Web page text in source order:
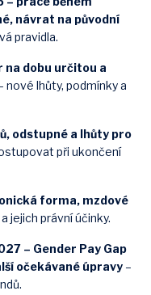
návrat na původní
pravidla.
na dobu určitou a
nové lhůty, podmínky a
odstupné a lhůty pro
při ukončení
forma, mzdové
jejich právní účinky.
– Gender Pay Gap
očekávané úpravy –